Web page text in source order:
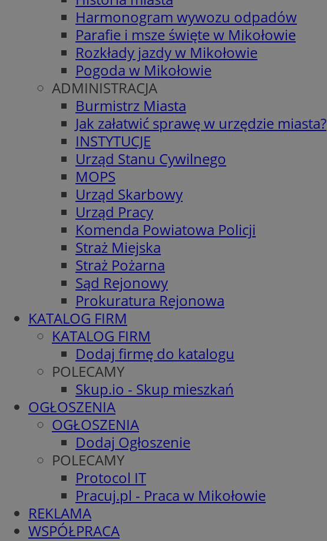
Harmonogram wywozu odpadów
Parafie i msze święte w Mikołowie
Rozkłady jazdy w Mikołowie
Pogoda w Mikołowie
ADMINISTRACJA
Burmistrz Miasta
Jak załatwić sprawę w urzędzie miasta?
INSTYTUCJE
Urząd Stanu Cywilnego
MOPS
Urząd Skarbowy
Urząd Pracy
Komenda Powiatowa Policji
Straż Miejska
Straż Pożarna
Sąd Rejonowy
Prokuratura Rejonowa
KATALOG FIRM
KATALOG FIRM
Dodaj firmę do katalogu
POLECAMY
Skup.io - Skup mieszkań
OGŁOSZENIA
OGŁOSZENIA
Dodaj Ogłoszenie
POLECAMY
Protocol IT
Pracuj.pl - Praca w Mikołowie
REKLAMA
WSPÓŁPRACA